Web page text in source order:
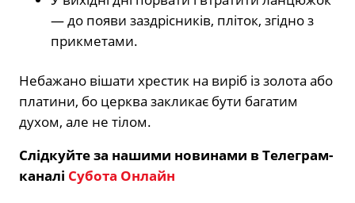
— до появи заздрісників, пліток, згідно з
прикметами.
Небажано вішати хрестик на виріб із золота або
платини, бо церква закликає бути багатим
духом, але не тілом.
Слідкуйте за нашими новинами в Телеграм-
каналі Субота Онлайн